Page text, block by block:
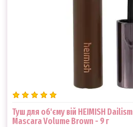
Туш для об'єму вій HEIMISH
Mascara Volume Brown - 9 г